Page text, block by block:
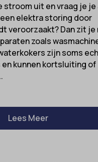
stroom uit en vraag je je
elektra storing door
veroorzaakt? Dan zit je
zoals
zijn soms
kunnen kortsluiting of
Lees Meer